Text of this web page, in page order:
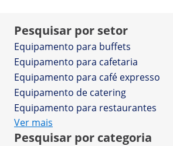
Pesquisar por setor
Equipamento para buffets
Equipamento para cafetaria
Equipamento para café expresso
Equipamento de catering
Equipamento para restaurantes
Ver mais
Pesquisar por categoria